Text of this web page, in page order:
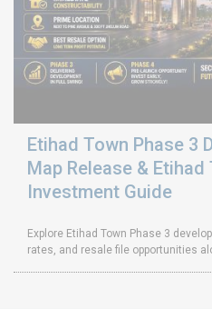
Etihad Town Phase 3
Map Release & Etihad
Investment Guide
Explore Etihad Town Phase 3
rates, and resale file opportunities